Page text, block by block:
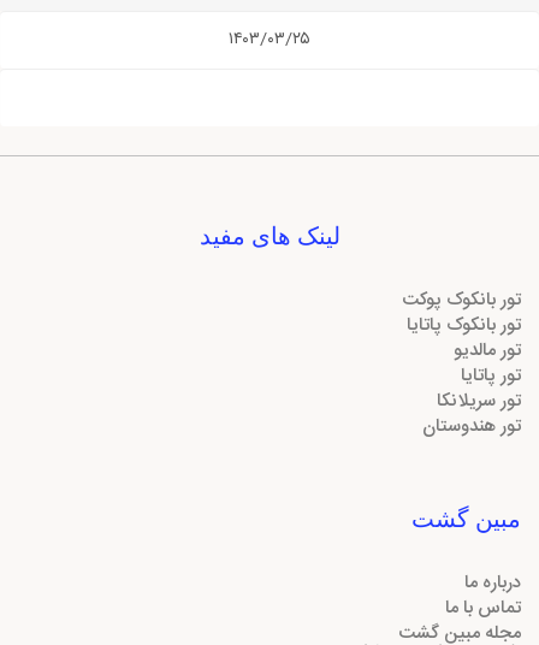
لینک های مفید
تور بانکوک پوکت
تور بانکوک پاتایا
تور مالدیو
تور پاتایا
تور سریلانکا
تور هندوستان
مبین گشت
درباره ما
تماس با ما
مجله مبین گشت